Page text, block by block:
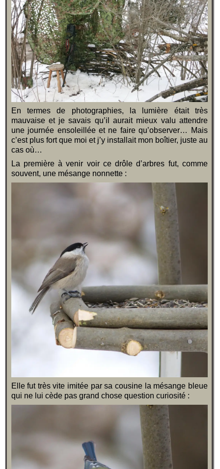
En termes de photographies, la lumière était très
mauvaise et je savais qu’il aurait mieux valu attendre
une journée ensoleillée et ne faire qu’observer… Mais
c’est plus fort que moi et j’y installait mon boîtier, juste au
cas où…
La première à venir voir ce drôle d’arbres fut, comme
souvent, une mésange nonnette :
Elle fut très vite imitée par sa cousine la mésange bleue
qui ne lui cède pas grand chose question curiosité :